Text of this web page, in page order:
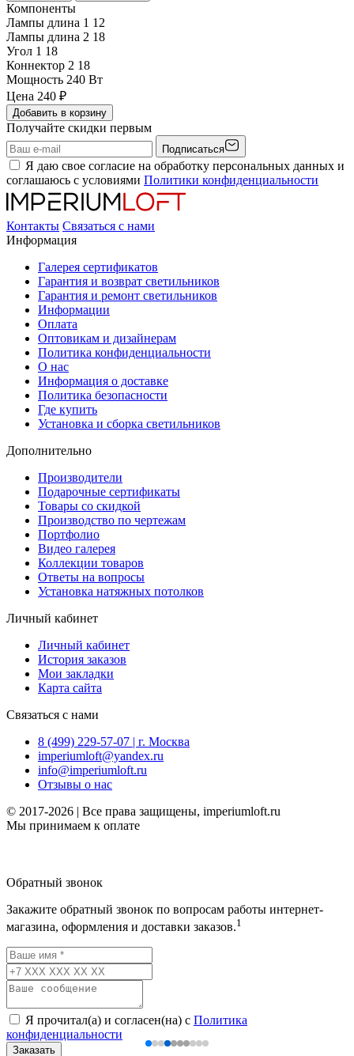
Компоненты
Лампы длина 1 12
Лампы длина 2 18
Угол 1 18
Коннектор 2 18
Мощность 240 Вт
Цена 240 ₽
Добавить в корзину
Получайте скидки первым
Подписаться
Я даю свое согласие на обработку персональных данных и
соглашаюсь с условиями Политики конфиденциальности
Контакты Связаться с нами
Информация
Галерея сертификатов
Гарантия и возврат светильников
Гарантия и ремонт светильников
Информации
Оплата
Оптовикам и дизайнерам
Политика конфиденциальности
О нас
Информация о доставке
Политика безопасности
Где купить
Установка и сборка светильников
Дополнительно
Производители
Подарочные сертификаты
Товары со скидкой
Производство по чертежам
Портфолио
Видео галерея
Коллекции товаров
Ответы на вопросы
Установка натяжных потолков
Личный кабинет
Личный кабинет
История заказов
Мои закладки
Карта сайта
Связаться с нами
8 (499) 229-57-07 | г. Москва
imperiumloft@yandex.ru
info@imperiumloft.ru
Отзывы о нас
© 2017-2026 | Все права защищены, imperiumloft.ru
Мы принимаем к оплате
Обратный звонок
Закажите обратный звонок по вопросам работы интернет-
магазина, оформления и доставки заказов.1
Я прочитал(а) и согласен(на) с Политика
конфиденциальности
Заказать